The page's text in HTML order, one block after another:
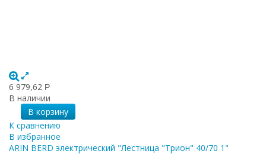
6 979,62 Р
В наличии
В корзину
К сравнению
В избранное
ARIN BERD электрический "Лестница "Трион" 40/70 1"